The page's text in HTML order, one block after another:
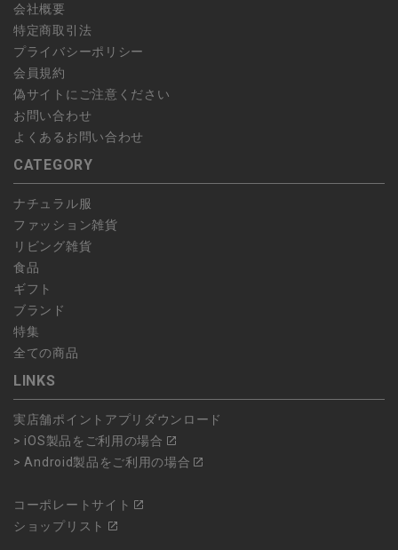
会社概要
特定商取引法
プライバシーポリシー
会員規約
偽サイトにご注意ください
お問い合わせ
よくあるお問い合わせ
CATEGORY
ナチュラル服
ファッション雑貨
リビング雑貨
食品
ギフト
ブランド
特集
全ての商品
LINKS
実店舗ポイントアプリダウンロード
> iOS製品をご利用の場合
> Android製品をご利用の場合
コーポレートサイト
ショップリスト